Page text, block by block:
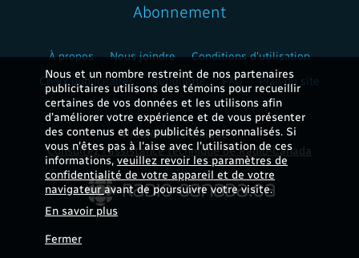
Nous et un nombre restreint de nos partenaires
publicitaires utilisons des témoins pour recueillir
certaines de vos données et les utilisons afin
d’améliorer votre expérience et de vous présenter
des contenus et des publicités personnalisés. Si
vous n'êtes pas à l'aise avec l'utilisation de ces
informations,veuillez revoir les paramètres de
confidentialité de votre appareil et de votre
navigateuravant de poursuivre votre visite.
En savoir plus
Fermer
Abonnement
À propos Nous joindre
Conditions d'utilisation
Choix publicitaires
Nétiquette FAQ Plan du site
Problème technique ?
Consultez l'assistance technique de Radio-Canada